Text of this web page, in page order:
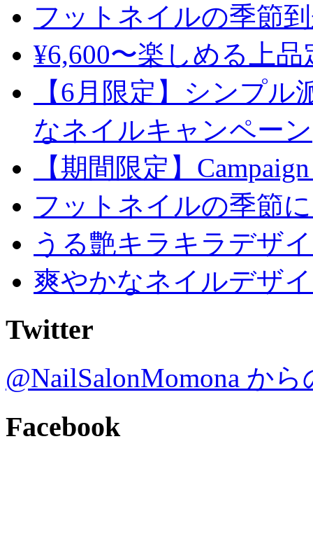
フットネイルの季節
¥6,600〜楽しめる上
【6月限定】シンプ
なネイルキャンペーン
【期間限定】
フットネイルの季節
うる艶キラキラデザ
爽やかなネイルデザ
Twitter
@NailSalonMomona か
Facebook